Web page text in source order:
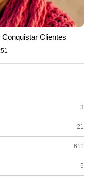
Clientes
3
21
611
5